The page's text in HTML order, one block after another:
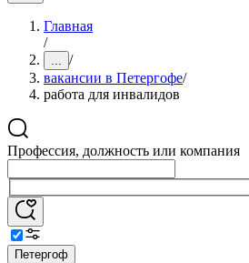
Главная
/
... /
вакансии в Петергофе/
работа для инвалидов
Профессия, должность или компания
Петергоф